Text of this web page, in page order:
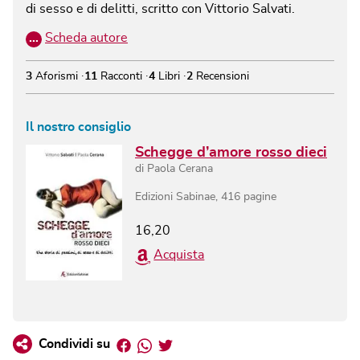
di sesso e di delitti, scritto con Vittorio Salvati.
… Scheda autore
3 Aforismi 11 Racconti 4 Libri 2 Recensioni
Il nostro consiglio
Schegge d’amore rosso dieci
di Paola Cerana
Edizioni Sabinae 416 pagine
16,20
Acquista
Condividi su Facebook
Whatsapp
Twitter